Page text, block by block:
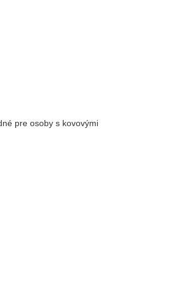
pre osoby s kovovými